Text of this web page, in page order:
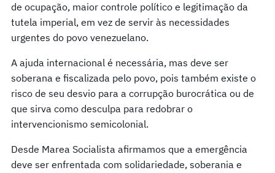
de ocupação, maior controle político e legitimação da
tutela imperial, em vez de servir às necessidades
urgentes do povo venezuelano.
A ajuda internacional é necessária, mas deve ser
soberana e fiscalizada pelo povo, pois também existe o
risco de seu desvio para a corrupção burocrática ou de
que sirva como desculpa para redobrar o
intervencionismo semicolonial.
Desde Marea Socialista afirmamos que a emergência
deve ser enfrentada com solidariedade, soberania e